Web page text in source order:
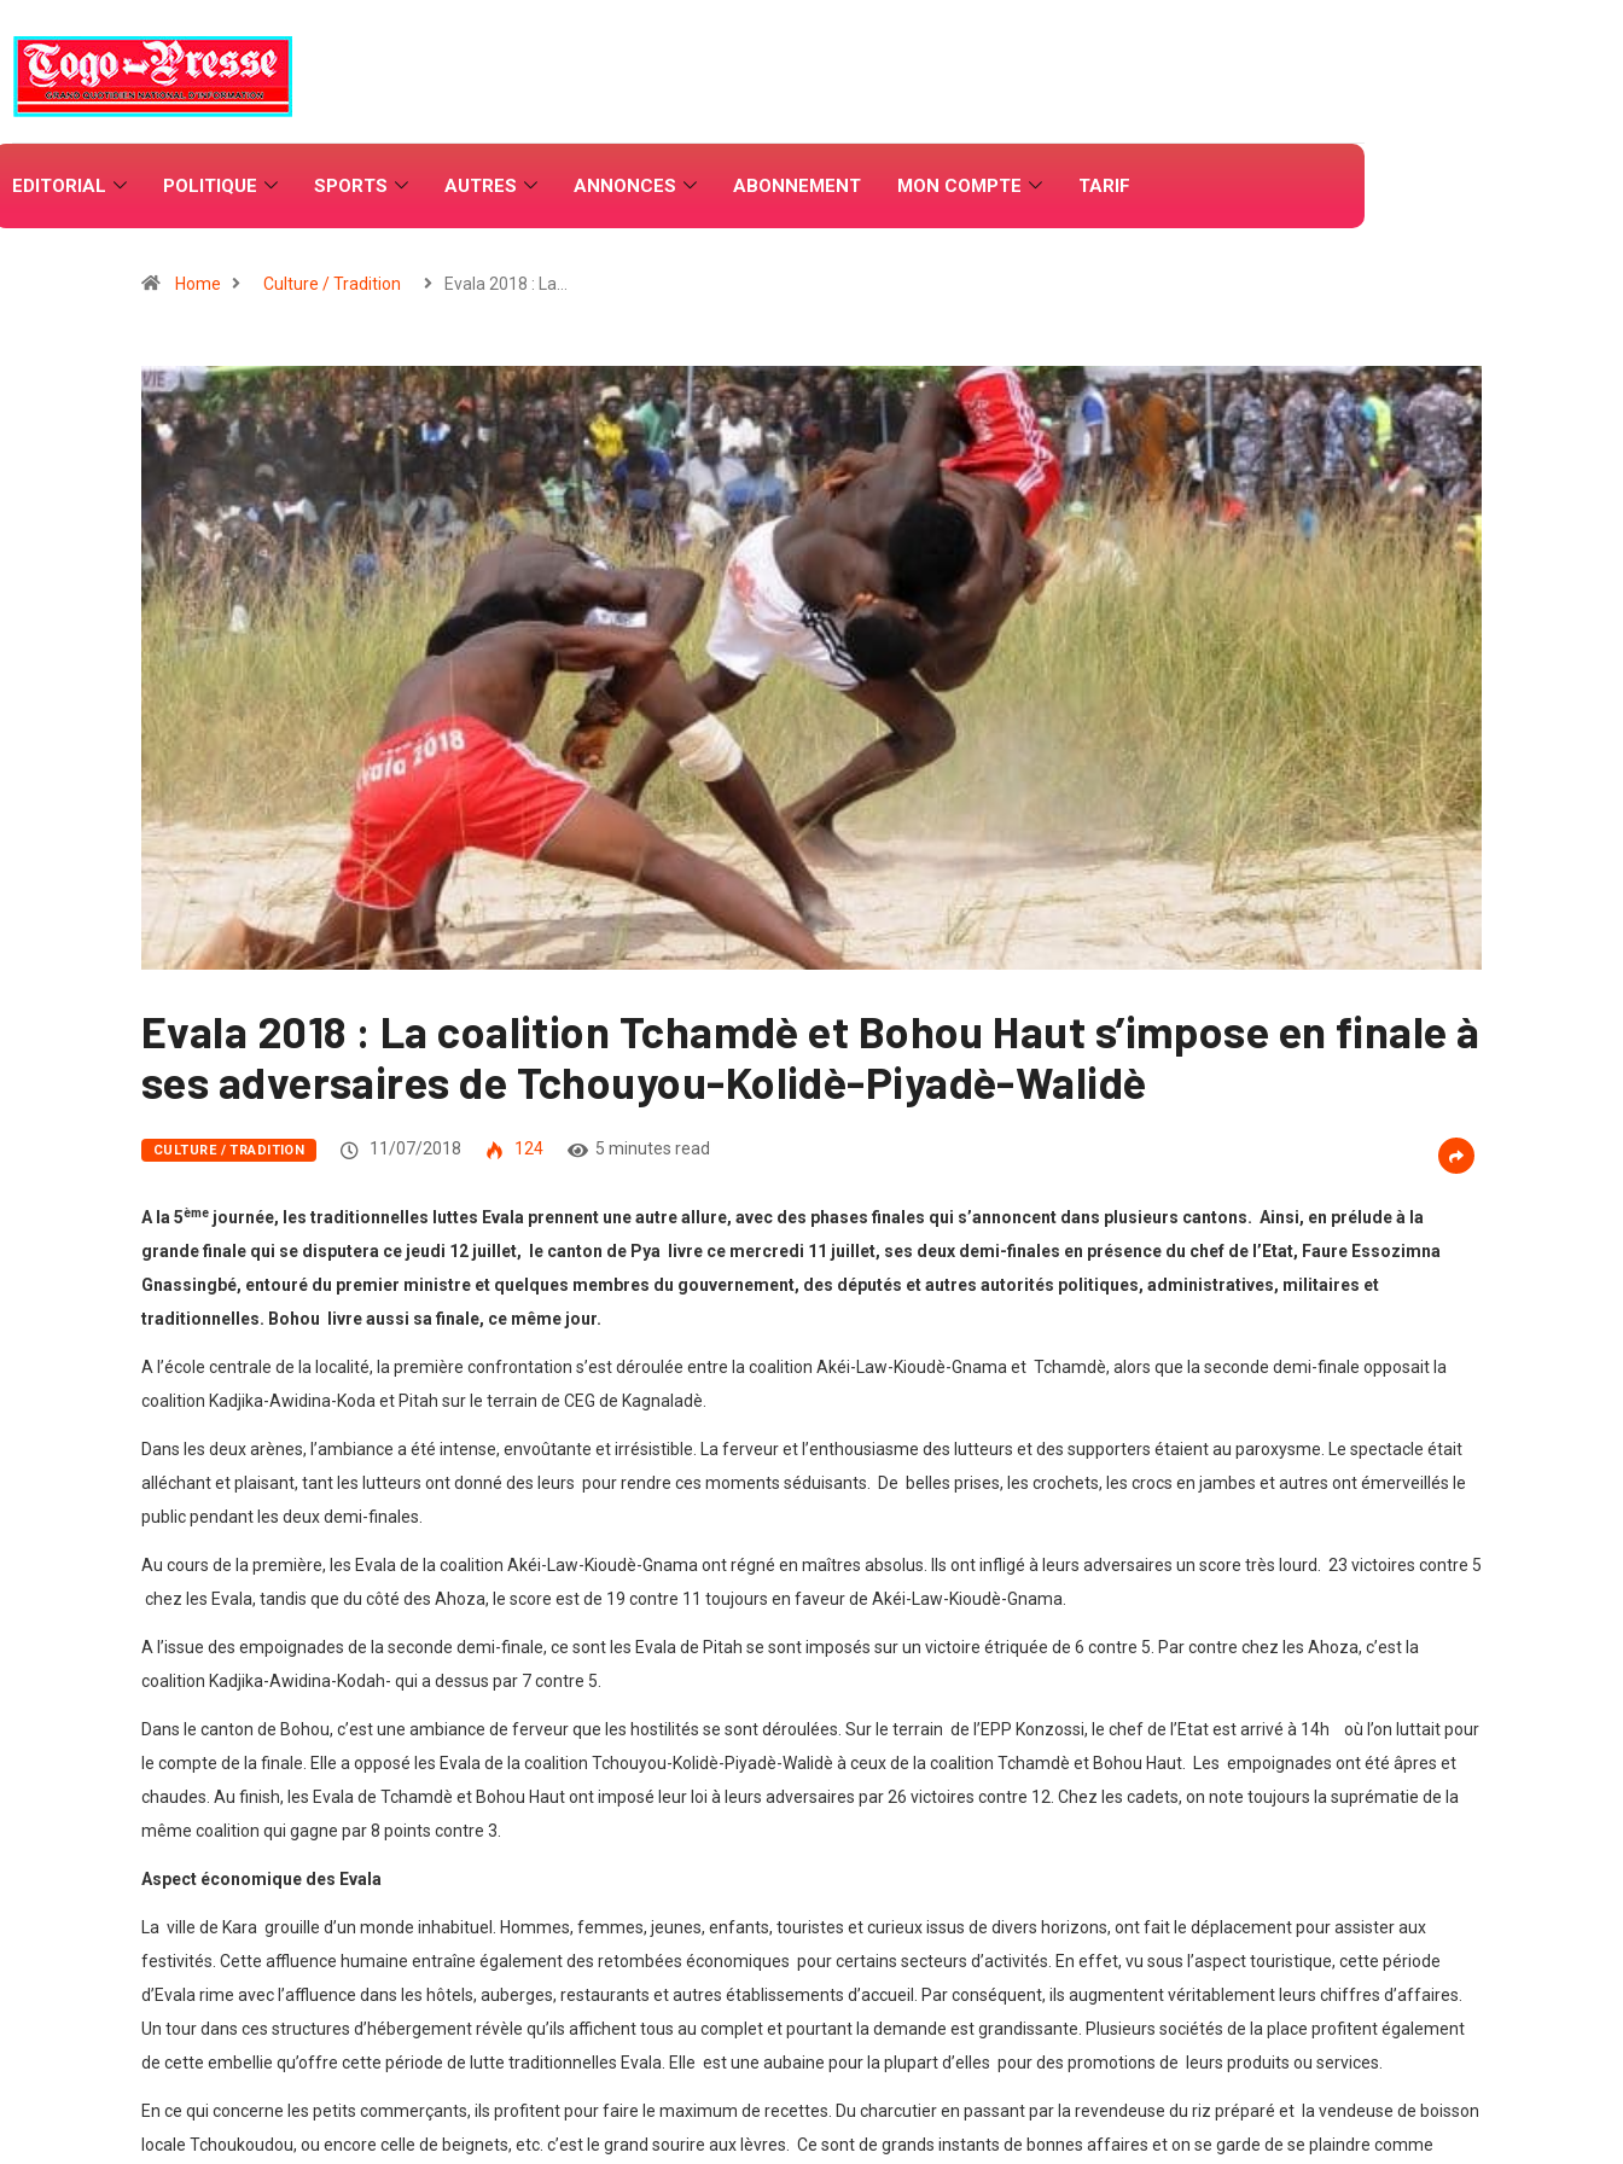
EDITORIAL POLITIQUE SPORTS AUTRES ANNONCES ABONNEMENT MON COMPTE TARIF
Home Culture / Tradition Evala 2018 : La…
Evala 2018 : La coalition Tchamdè et Bohou Haut s’impose en finale à
ses adversaires de Tchouyou-Kolidè-Piyadè-Walidè
CULTURE / TRADITION 11/07/2018 124 5 minutes read
A la 5ème journée, les traditionnelles luttes Evala prennent une autre allure, avec des phases finales qui s’annoncent dans plusieurs cantons. Ainsi, en prélude à la
grande finale qui se disputera ce jeudi 12 juillet, le canton de Pya livre ce mercredi 11 juillet, ses deux demi-finales en présence du chef de l’Etat, Faure Essozimna
Gnassingbé, entouré du premier ministre et quelques membres du gouvernement, des députés et autres autorités politiques, administratives, militaires et
traditionnelles. Bohou livre aussi sa finale, ce même jour.
A l’école centrale de la localité, la première confrontation s’est déroulée entre la coalition Akéi-Law-Kioudè-Gnama et Tchamdè, alors que la seconde demi-finale opposait la
coalition Kadjika-Awidina-Koda et Pitah sur le terrain de CEG de Kagnaladè.
Dans les deux arènes, l’ambiance a été intense, envoûtante et irrésistible. La ferveur et l’enthousiasme des lutteurs et des supporters étaient au paroxysme. Le spectacle était
alléchant et plaisant, tant les lutteurs ont donné des leurs pour rendre ces moments séduisants. De belles prises, les crochets, les crocs en jambes et autres ont émerveillés le
public pendant les deux demi-finales.
Au cours de la première, les Evala de la coalition Akéi-Law-Kioudè-Gnama ont régné en maîtres absolus. Ils ont infligé à leurs adversaires un score très lourd. 23 victoires contre 5
chez les Evala, tandis que du côté des Ahoza, le score est de 19 contre 11 toujours en faveur de Akéi-Law-Kioudè-Gnama.
A l’issue des empoignades de la seconde demi-finale, ce sont les Evala de Pitah se sont imposés sur un victoire étriquée de 6 contre 5. Par contre chez les Ahoza, c’est la
coalition Kadjika-Awidina-Kodah- qui a dessus par 7 contre 5.
Dans le canton de Bohou, c’est une ambiance de ferveur que les hostilités se sont déroulées. Sur le terrain de l’EPP Konzossi, le chef de l’Etat est arrivé à 14h où l’on luttait pour
le compte de la finale. Elle a opposé les Evala de la coalition Tchouyou-Kolidè-Piyadè-Walidè à ceux de la coalition Tchamdè et Bohou Haut. Les empoignades ont été âpres et
chaudes. Au finish, les Evala de Tchamdè et Bohou Haut ont imposé leur loi à leurs adversaires par 26 victoires contre 12. Chez les cadets, on note toujours la suprématie de la
même coalition qui gagne par 8 points contre 3.
Aspect économique des Evala
La ville de Kara grouille d’un monde inhabituel. Hommes, femmes, jeunes, enfants, touristes et curieux issus de divers horizons, ont fait le déplacement pour assister aux
festivités. Cette affluence humaine entraîne également des retombées économiques pour certains secteurs d’activités. En effet, vu sous l’aspect touristique, cette période
d’Evala rime avec l’affluence dans les hôtels, auberges, restaurants et autres établissements d’accueil. Par conséquent, ils augmentent véritablement leurs chiffres d’affaires.
Un tour dans ces structures d’hébergement révèle qu’ils affichent tous au complet et pourtant la demande est grandissante. Plusieurs sociétés de la place profitent également
de cette embellie qu’offre cette période de lutte traditionnelles Evala. Elle est une aubaine pour la plupart d’elles pour des promotions de leurs produits ou services.
En ce qui concerne les petits commerçants, ils profitent pour faire le maximum de recettes. Du charcutier en passant par la revendeuse du riz préparé et la vendeuse de boisson
locale Tchoukoudou, ou encore celle de beignets, etc. c’est le grand sourire aux lèvres. Ce sont de grands instants de bonnes affaires et on se garde de se plaindre comme